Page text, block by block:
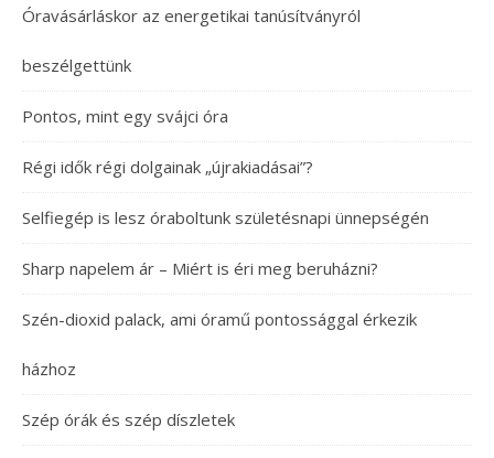
Óravásárláskor az energetikai tanúsítványról
beszélgettünk
Pontos, mint egy svájci óra
Régi idők régi dolgainak „újrakiadásai”?
Selfiegép is lesz óraboltunk születésnapi ünnepségén
Sharp napelem ár – Miért is éri meg beruházni?
Szén-dioxid palack, ami óramű pontossággal érkezik
házhoz
Szép órák és szép díszletek